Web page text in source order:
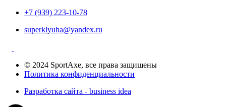
+7 (939) 223-10-78
superklyuha@yandex.ru
© 2024 SportAxe, все права защищены
Политика конфиденциальности
Разработка сайта - business idea